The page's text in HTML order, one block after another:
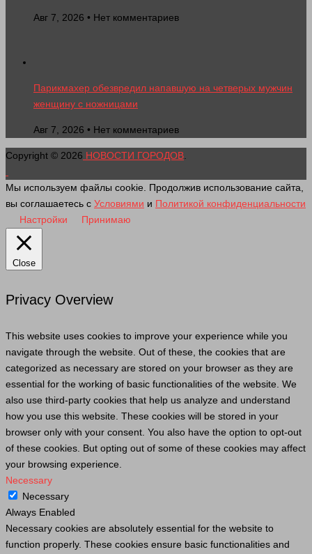
Авг 7, 2026 • Нет комментариев
Парикмахер обезвредил напавшую на четверых мужчин
женщину с ножницами
Авг 7, 2026 • Нет комментариев
Copyright © 2026 НОВОСТИ ГОРОДОВ
Мы используем файлы cookie. Продолжив использование сайта,
вы соглашаетесь с Условиями и Политикой конфиденциальности
Настройки
Принимаю
Close
Privacy Overview
This website uses cookies to improve your experience while you
navigate through the website. Out of these, the cookies that are
categorized as necessary are stored on your browser as they are
essential for the working of basic functionalities of the website. We
also use third-party cookies that help us analyze and understand
how you use this website. These cookies will be stored in your
browser only with your consent. You also have the option to opt-out
of these cookies. But opting out of some of these cookies may affect
your browsing experience.
Necessary
Necessary
Always Enabled
Necessary cookies are absolutely essential for the website to
function properly. These cookies ensure basic functionalities and